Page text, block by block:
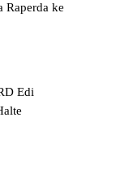
Raperda ke
Edi